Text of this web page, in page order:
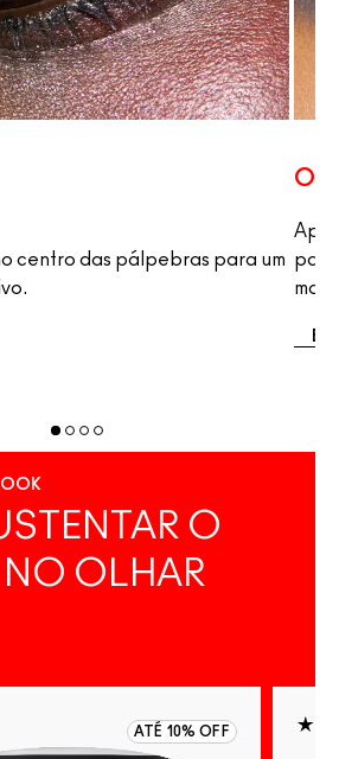
centro das pálpebras para um
OH
O
OLHAR
ATÉ 10% OFF